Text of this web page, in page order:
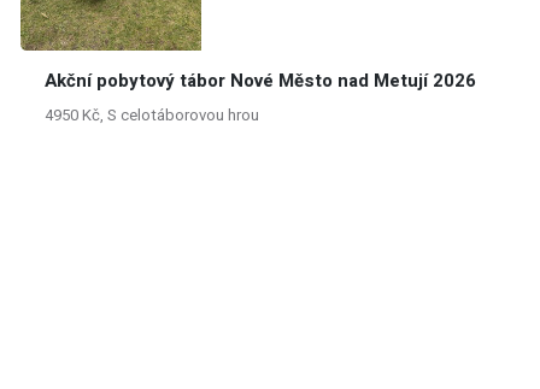
Akční pobytový tábor Nové Město nad Metují 2026
4950 Kč, S celotáborovou hrou